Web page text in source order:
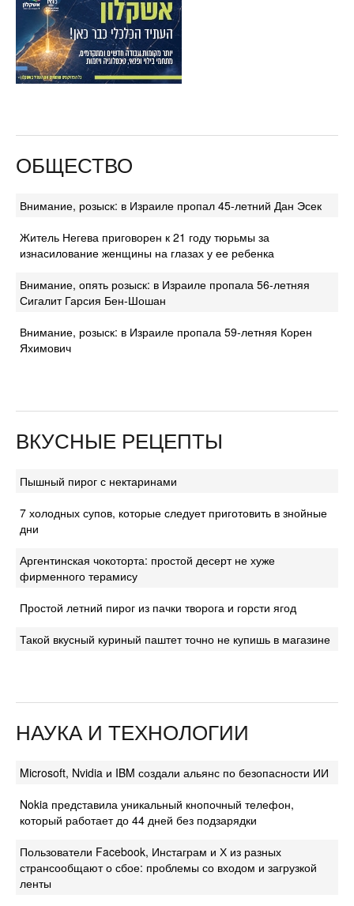
ОБЩЕСТВО
Внимание, розыск: в Израиле пропал 45-летний Дан Эсек
Житель Негева приговорен к 21 году тюрьмы за
изнасилование женщины на глазах у ее ребенка
Внимание, опять розыск: в Израиле пропала 56-летняя
Сигалит Гарсия Бен-Шошан
Внимание, розыск: в Израиле пропала 59-летняя Корен
Яхимович
ВКУСНЫЕ РЕЦЕПТЫ
Пышный пирог с нектаринами
7 холодных супов, которые следует приготовить в знойные
дни
Аргентинская чокоторта: простой десерт не хуже
фирменного терамису
Простой летний пирог из пачки творога и горсти ягод
Такой вкусный куриный паштет точно не купишь в магазине
НАУКА И ТЕХНОЛОГИИ
Microsoft, Nvidia и IBM создали альянс по безопасности ИИ
Nokia представила уникальный кнопочный телефон,
который работает до 44 дней без подзарядки
Пользователи Facebook, Инстаграм и Х из разных
странсообщают о сбое: проблемы со входом и загрузкой
ленты